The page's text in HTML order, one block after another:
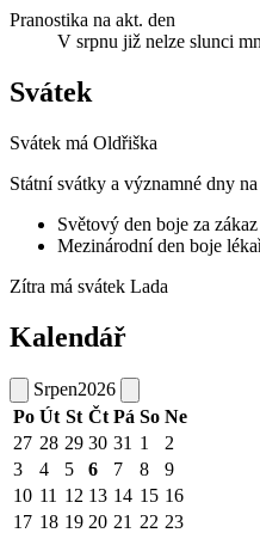
Pranostika na akt. den
V srpnu již nelze slunci
Svátek
Svátek má Oldřiška
Státní svátky a významné dny na
Světový den boje za
Mezinárodní den boje
Zítra má svátek Lada
Kalendář
Srpen2026
Po Út St Čt Pá So Ne
27 28 29 30 31 1
2
3
4 5 6 7 8
9
10 11 12 13 14 15 16
17 18 19 20 21 22 23